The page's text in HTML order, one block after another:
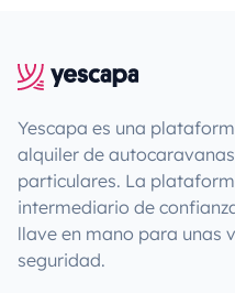
Yescapa es una
alquiler de
particulares. La
intermediario de
llave en mano para unas
seguridad.